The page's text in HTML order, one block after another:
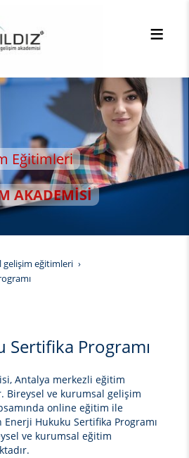
gelişim eğitimleri
Sertifika Programı
Antalya merkezli eğitim
Bireysel ve kurumsal gelişim
online eğitim ile
Enerji Hukuku Sertifika Programı
ve kurumsal eğitim